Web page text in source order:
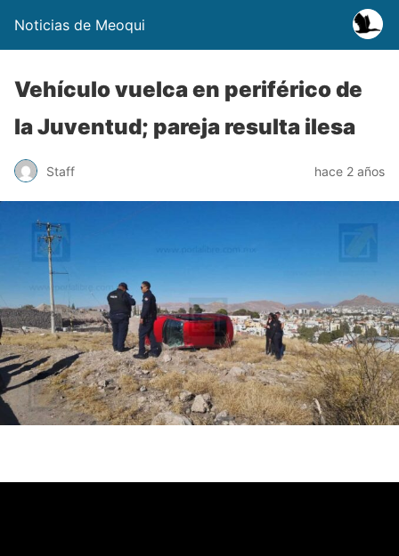
Noticias de Meoqui
Vehículo vuelca en periférico de
la Juventud; pareja resulta ilesa
Staff hace 2 años